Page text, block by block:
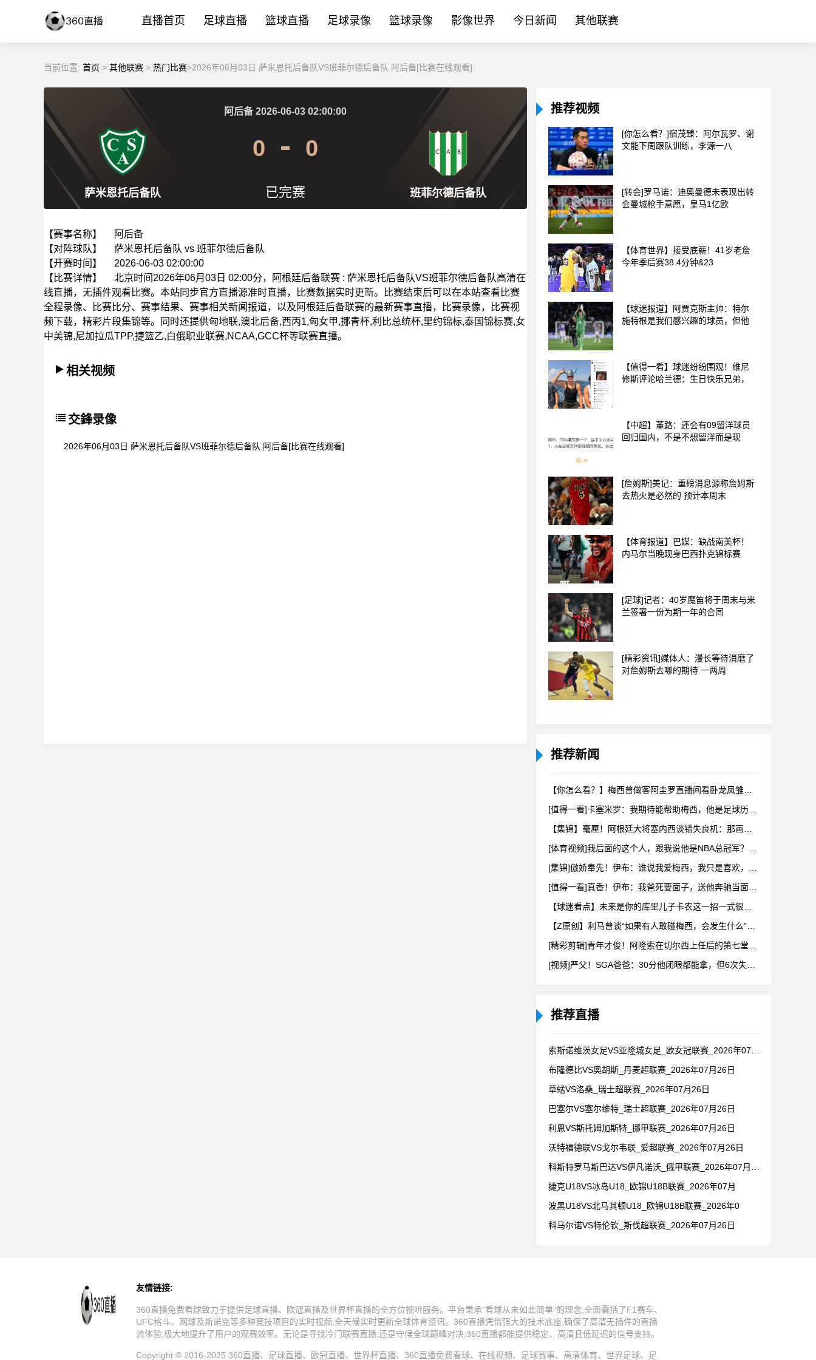
直播首页 足球直播 篮球直播 足球录像 篮球录像 影像世界 今日新闻 其他联赛
当前位置: 首页 > 其他联赛 > 热门比赛>2026年06月03日 萨米恩托后备队VS班菲尔德后备队 阿后备[比赛在线观看]
萨米恩托后备队 班菲尔德后备队
阿后备 2026-06-03 02:00:00
0 0
已完赛
【赛事名称】
阿后备
【对阵球队】
萨米恩托后备队 vs 班菲尔德后备队
【开赛时间】
2026-06-03 02:00:00
【比赛详情】
北京时间2026年06月03日 02:00分，阿根廷后备联赛 : 萨米恩托后备队VS班菲尔德后备队高清在
线直播，无插件观看比赛。本站同步官方直播源准时直播，比赛数据实时更新。比赛结束后可以在本站查看比赛
全程录像、比赛比分、赛事结果、赛事相关新闻报道，以及阿根廷后备联赛的最新赛事直播，比赛录像，比赛视
频下载，精彩片段集锦等。同时还提供匈地联,澳北后备,西丙1,匈女甲,挪青杯,利比总统杯,里约锦标,泰国锦标赛,女
中美锦,尼加拉瓜TPP,捷篮乙,白俄职业联赛,NCAA,GCC杯等联赛直播。
相关视频
交鋒录像
2026年06月03日 萨米恩托后备队VS班菲尔德后备队 阿后备[比赛在线观看]
推荐视频
[你怎么看？]宿茂臻：阿尔瓦罗、谢
文能下周跟队训练，李源一八
[转会]罗马诺：迪奥曼德未表现出转
会曼城枪手意愿，皇马1亿欧
【体育世界】接受底薪！41岁老詹
今年季后赛38.4分钟&23
【球迷报道】阿贾克斯主帅：特尔
施特根是我们感兴趣的球员，但他
【值得一看】球迷纷纷围观！维尼
修斯评论哈兰德：生日快乐兄弟，
【中超】董路：还会有09留洋球员
回归国内，不是不想留洋而是现
[詹姆斯]美记：重磅消息源称詹姆斯
去热火是必然的 预计本周末
【体育报道】巴媒：缺战南美杯！
内马尔当晚现身巴西扑克锦标赛
[足球]记者：40岁魔笛将于周末与米
兰签署一份为期一年的合同
[精彩资讯]媒体人：漫长等待消磨了
对詹姆斯去哪的期待 一两周
推荐新闻
推荐直播
布隆德比VS奥胡斯_丹麦超联赛_2026年07月26日
草蜢VS洛桑_瑞士超联赛_2026年07月26日
巴塞尔VS塞尔维特_瑞士超联赛_2026年07月26日
利恩VS斯托姆加斯特_挪甲联赛_2026年07月26日
沃特福德联VS戈尔韦联_爱超联赛_2026年07月26日
捷克U18VS冰岛U18_欧锦U18B联赛_2026年07月
波黑U18VS北马其顿U18_欧锦U18B联赛_2026年0
科马尔诺VS特伦钦_斯伐超联赛_2026年07月26日
友情链接:
360直播免费看球致力于提供足球直播、欧冠直播及世界杯直播的全方位视听服务。平台秉承“看球从未如此简单”的理念,全面囊括了F1赛车、
UFC格斗、网球及斯诺克等多种竞技项目的实时视频,全天候实时更新全球体育资讯。360直播凭借强大的技术底座,确保了高清无插件的直播
流体验,极大地提升了用户的观赛效率。无论是寻找冷门联赛直播,还是守候全球巅峰对决,360直播都能提供稳定、高清且低延迟的信号支持。
Copyright © 2016-2025 360直播、足球直播、欧冠直播、世界杯直播、360直播免费看球、在线视频、足球赛事、高清体育、世界足球、足